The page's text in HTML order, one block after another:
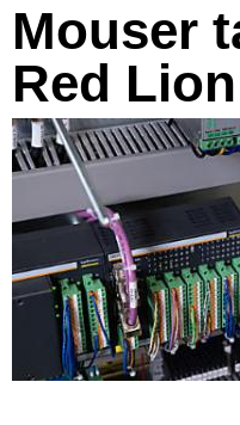
Mouser
Red